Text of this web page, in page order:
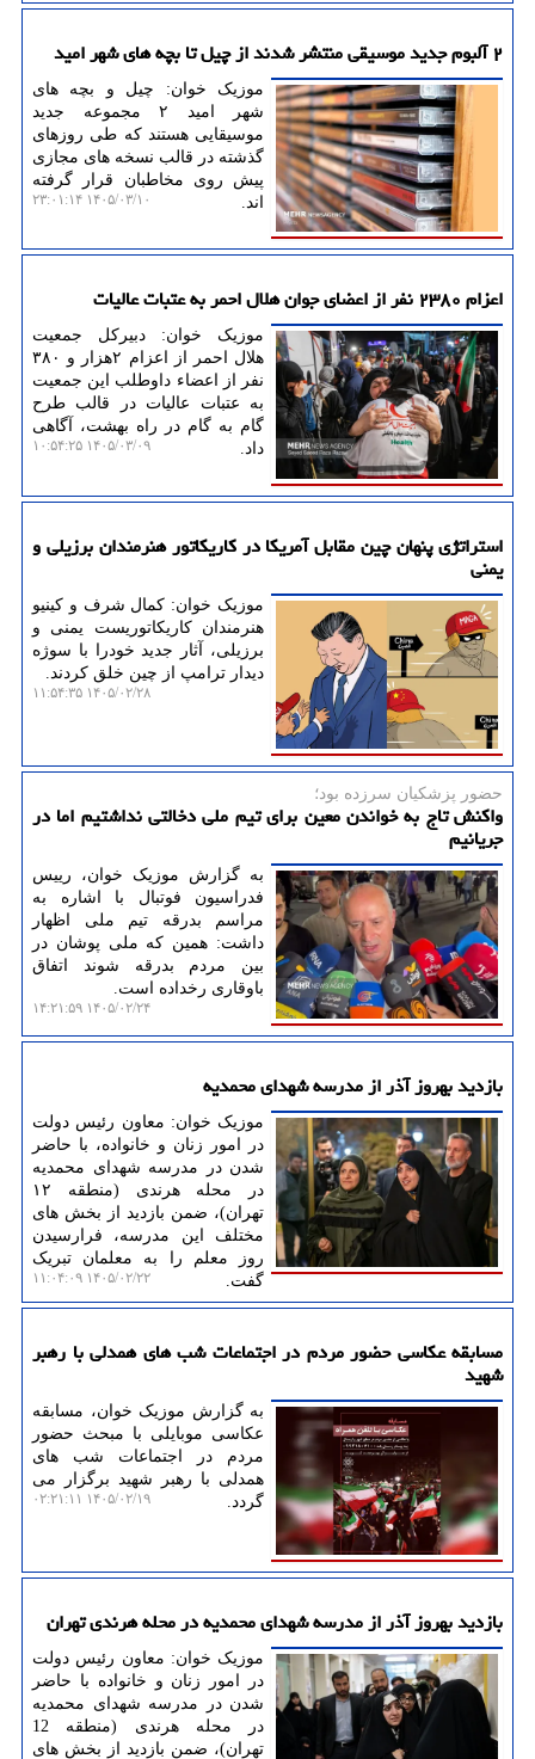
۲ آلبوم جدید موسیقی منتشر شدند از چیل تا بچه های شهر امید
موزیک خوان: چیل و بچه های
شهر امید ۲ مجموعه جدید
موسیقایی هستند که طی روزهای
گذشته در قالب نسخه های مجازی
پیش روی مخاطبان قرار گرفته
اند.
۱۴۰۵/۰۳/۱۰ ۲۳:۰۱:۱۴
اعزام ۲۳۸۰ نفر از اعضای جوان هلال احمر به عتبات عالیات
موزیک خوان: دبیرکل جمعیت
هلال احمر از اعزام ۲هزار و ۳۸۰
نفر از اعضاء داوطلب این جمعیت
به عتبات عالیات در قالب طرح
گام به گام در راه بهشت، آگاهی
داد.
۱۴۰۵/۰۳/۰۹ ۱۰:۵۴:۲۵
استراتژی پنهان چین مقابل آمریکا در کاریکاتور هنرمندان برزیلی و
یمنی
موزیک خوان: کمال شرف و کینیو
هنرمندان کاریکاتوریست یمنی و
برزیلی، آثار جدید خودرا با سوژه
دیدار ترامپ از چین خلق کردند.
۱۴۰۵/۰۲/۲۸ ۱۱:۵۴:۳۵
حضور پزشكیان سرزده بود؛
واکنش تاج به خواندن معین برای تیم ملی دخالتی نداشتیم اما در
جریانیم
به گزارش موزیک خوان، رییس
فدراسیون فوتبال با اشاره به
مراسم بدرقه تیم ملی اظهار
داشت: همین که ملی پوشان در
بین مردم بدرقه شوند اتفاق
باوقاری رخداده است.
۱۴۰۵/۰۲/۲۴ ۱۴:۲۱:۵۹
بازدید بهروز آذر از مدرسه شهدای محمدیه
موزیک خوان: معاون رئیس دولت
در امور زنان و خانواده، با حاضر
شدن در مدرسه شهدای محمدیه
در محله هرندی (منطقه ۱۲
تهران)، ضمن بازدید از بخش های
مختلف این مدرسه، فرارسیدن
روز معلم را به معلمان تبریک
گفت.
۱۴۰۵/۰۲/۲۲ ۱۱:۰۴:۰۹
مسابقه عکاسی حضور مردم در اجتماعات شب های همدلی با رهبر
شهید
به گزارش موزیک خوان، مسابقه
عکاسی موبایلی با مبحث حضور
مردم در اجتماعات شب های
همدلی با رهبر شهید برگزار می
گردد.
۱۴۰۵/۰۲/۱۹ ۰۲:۲۱:۱۱
بازدید بهروز آذر از مدرسه شهدای محمدیه در محله هرندی تهران
موزیک خوان: معاون رئیس دولت
در امور زنان و خانواده با حاضر
شدن در مدرسه شهدای محمدیه
در محله هرندی (منطقه 12
تهران)، ضمن بازدید از بخش های